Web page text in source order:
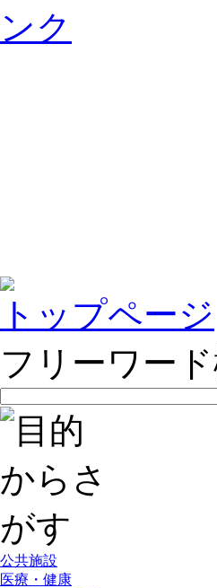
トップページ
フリーワー
公共施設
医療・健康